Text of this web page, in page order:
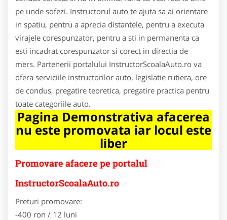
pe unde sofezi. Instructorul auto te ajuta sa ai orientare
in spatiu, pentru a aprecia distantele, pentru a executa
virajele corespunzator, pentru a sti in permanenta ca
esti incadrat corespunzator si corect in directia de
mers. Partenerii portalului InstructorScoalaAuto.ro va
ofera serviciile instructorilor auto, legislatie rutiera, ore
de condus, pregatire teoretica, pregatire practica pentru
toate categoriile auto.
Pagina Demonstrativa afacerea
nu este promovata iar locul este
liber
Promovare afacere pe portalul
InstructorScoalaAuto.ro
Preturi promovare:
-400 ron / 12 luni